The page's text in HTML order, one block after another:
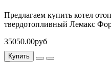
Предлагаем купить котел
твердотопливный Лемакс
35050.00руб
Купить